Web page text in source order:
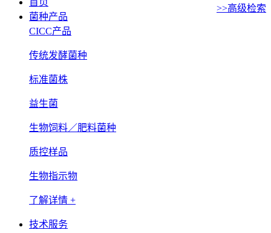
>>高级检索
首页
菌种产品
CICC产品
传统发酵菌种
标准菌株
益生菌
生物饲料／肥料菌种
质控样品
生物指示物
了解详情 +
技术服务